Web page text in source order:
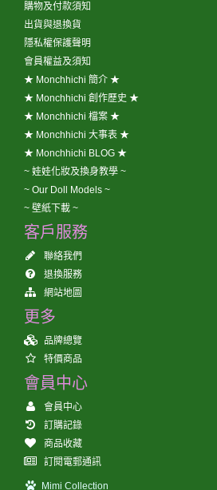
購物及付款須知
出貨與退換貨
隱私權保護聲明
會員權益及須知
★ Monchhichi 簡介 ★
★ Monchhichi 創作歷史 ★
★ Monchhichi 檔案 ★
★ Monchhichi 大事表 ★
★ Monchhichi BLOG ★
~ 娃娃化妝及換身教學 ~
~ Our Doll Models ~
~ 壁紙下載 ~
客戶服務
聯絡我們
退換服務
網站地圖
更多
品牌總覽
特價商品
會員中心
會員中心
訂購記錄
商品收藏
訂閱電郵通訊
Mimi Collection